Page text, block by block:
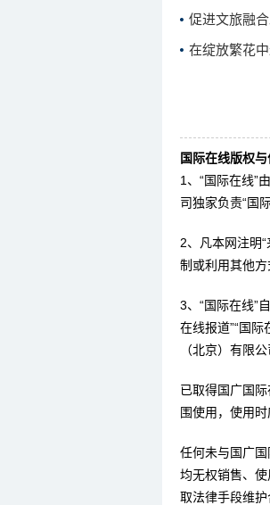
促进文旅融
在绽放繁花
国际在线版权
1、“国际在线”
司独家负责“国
2、凡本网注明
制或利用其他方
3、“国际在线”
在线报道”“国
（北京）有限
已取得国广国
围使用，使用
任何未与国广
均无权销售、
取法律手段维